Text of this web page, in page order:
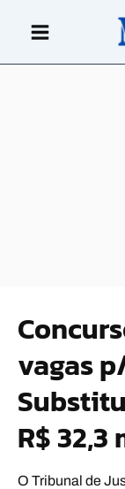
vagas
R$ 32,3
O Tribunal de